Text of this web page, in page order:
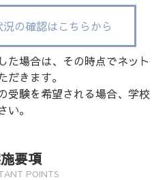
の確認はこちらから
場合は、その時点でネット
だきます。
受験を希望される場合、学校
。
要項
POINTS